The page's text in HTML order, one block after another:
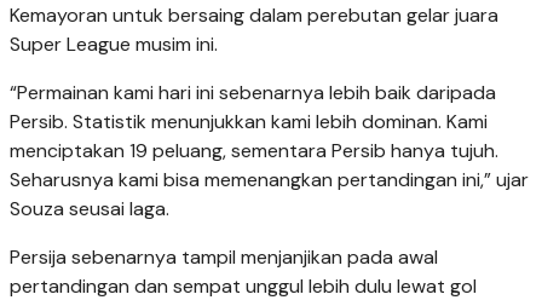
Kemayoran untuk bersaing dalam perebutan gelar juara
Super League musim ini.
“Permainan kami hari ini sebenarnya lebih baik daripada
Persib. Statistik menunjukkan kami lebih dominan. Kami
menciptakan 19 peluang, sementara Persib hanya tujuh.
Seharusnya kami bisa memenangkan pertandingan ini,” ujar
Souza seusai laga.
Persija sebenarnya tampil menjanjikan pada awal
pertandingan dan sempat unggul lebih dulu lewat gol